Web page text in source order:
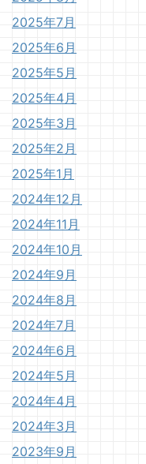
2025年7月
2025年6月
2025年5月
2025年4月
2025年3月
2025年2月
2025年1月
2024年12月
2024年11月
2024年10月
2024年9月
2024年8月
2024年7月
2024年6月
2024年5月
2024年4月
2024年3月
2023年9月